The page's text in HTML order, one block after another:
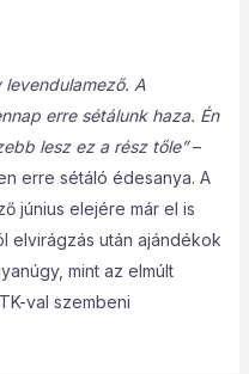
A
erre sétálunk haza. Én
lesz ez a rész tőle”–
erre sétáló édesanya. A
június elejére már el is
elvirágzás után ajándékok
mint az elmúlt
val szembeni